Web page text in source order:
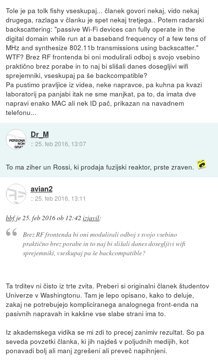
Tole je pa tolk fishy vseskupaj... članek govori nekaj, vido nekaj
drugega, razlaga v članku je spet nekaj tretjega.. Potem radarski
backscattering: "passive Wi-Fi devices can fully operate in the
digital domain while run at a baseband frequency of a few tens of
MHz and synthesize 802.11b transmissions using backscatter."
WTF? Brez RF frontenda bi oni modulirali odboj s svojo vsebino
praktično brez porabe in to naj bi slišali danes dosegljivi wifi
sprejemniki, vseskupaj pa še backcompatible?
Pa pustimo pravljice iz videa, neke napravce, pa kuhna pa kvazi
laboratorij pa panjabi itak ne sme manjkat, pa to, da imata dve
napravi enako MAC ali nek ID pač, prikazan na navadnem
telefonu...
Dr_M
::25. feb 2016, 13:07
To ma ziher un Rossi, ki prodaja fuzijski reaktor, prste zraven.
avian2
::25. feb 2016, 13:11
bbfje25. feb 2016 ob 12:42 izjavil:
Brez RF frontenda bi oni modulirali odboj s svojo vsebino
praktično brez porabe in to naj bi slišali danes dosegljivi wifi
sprejemniki, vseskupaj pa še backcompatible?
Ta trditev ni čisto iz trte zvita. Preberi si originalni članek študentov
Univerze v Washingtonu. Tam je lepo opisano, kako to deluje,
zakaj ne potrebujejo kompliciranega analognega front-enda na
pasivnih napravah in kakšne vse slabe strani ima to.
Iz akademskega vidika se mi zdi to precej zanimiv rezultat. So pa
seveda povzetki članka, ki jih najdeš v poljudnih medijih, kot
ponavadi bolj ali manj zgrešeni ali preveč napihnjeni.